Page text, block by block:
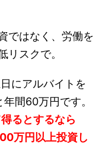
ではなく、労働を
リスクで。
にアルバイトを
間60万円です。
るとするなら
万円以上投資し